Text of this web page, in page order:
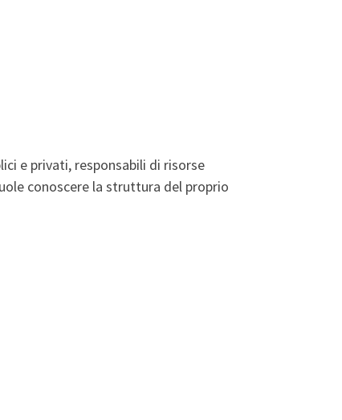
e privati, responsabili di risorse
conoscere la struttura del proprio